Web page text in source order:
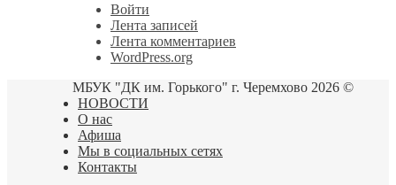
Войти
Лента записей
Лента комментариев
WordPress.org
МБУК "ДК им. Горького" г. Черемхово 2026 ©
НОВОСТИ
О нас
Афиша
Мы в социальных сетях
Контакты